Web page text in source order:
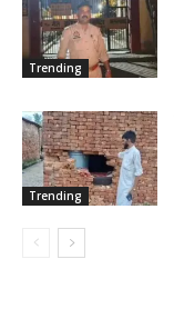
Trending
Trending